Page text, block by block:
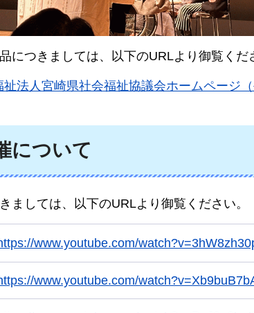
につきましては、以下のURLより御覧くだ
祉法人宮崎県社会福祉協議会ホームページ（
について
ましては、以下のURLより御覧ください。
www.youtube.com/
www.youtube.com/